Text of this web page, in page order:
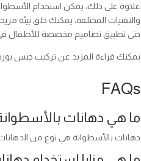
علاوة على ذلك، يمكن استخدام
والتقنيات المختلفة، يمكنك خلق بيئة
حتى تطبيق تصاميم مخصصة للأطفال في
يمكنك قراءة المزيد عن تركيب جبس
FAQs
ما هي دهانات
دهانات بالأسطوانة هي نوع من